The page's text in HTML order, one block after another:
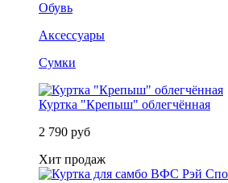
Обувь
Аксессуары
Сумки
Куртка "Крепыш" облегчённая
2 790 руб
Хит продаж